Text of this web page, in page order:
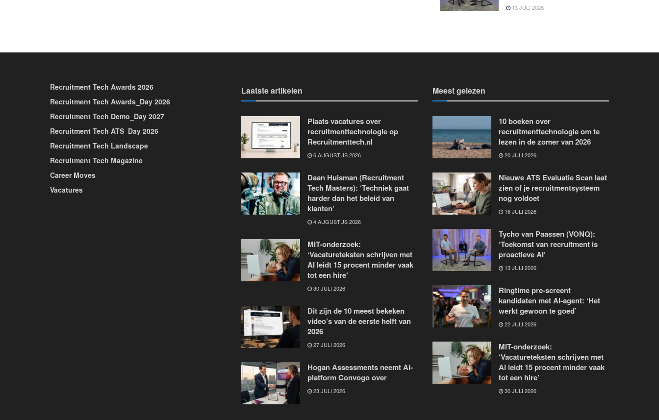
13 JULI 2026
Recruitment Tech Awards 2026
Recruitment Tech Awards_Day 2026
Recruitment Tech Demo_Day 2027
Recruitment Tech ATS_Day 2026
Recruitment Tech Landscape
Recruitment Tech Magazine
Career Moves
Vacatures
Laatste artikelen
Plaats vacatures over
recruitmenttechnologie op
Recruitmenttech.nl
6 AUGUSTUS 2026
Daan Huisman (Recruitment
Tech Masters): ‘Techniek gaat
harder dan het beleid van
klanten’
4 AUGUSTUS 2026
MIT-onderzoek:
‘Vacatureteksten schrijven met
AI leidt 15 procent minder vaak
tot een hire’
30 JULI 2026
Dit zijn de 10 meest bekeken
video’s van de eerste helft van
2026
27 JULI 2026
Hogan Assessments neemt AI-
platform Convogo over
23 JULI 2026
Meest gelezen
10 boeken over
recruitmenttechnologie om te
lezen in de zomer van 2026
20 JULI 2026
Nieuwe ATS Evaluatie Scan laat
zien of je recruitmentsysteem
nog voldoet
16 JULI 2026
Tycho van Paassen (VONQ):
‘Toekomst van recruitment is
proactieve AI’
13 JULI 2026
Ringtime pre-screent
kandidaten met AI-agent: ‘Het
werkt gewoon te goed’
22 JULI 2026
MIT-onderzoek:
‘Vacatureteksten schrijven met
AI leidt 15 procent minder vaak
tot een hire’
30 JULI 2026